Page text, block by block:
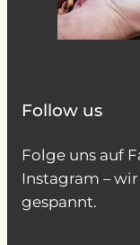
Follow us
Folge uns auf
Instagram –
gespannt.